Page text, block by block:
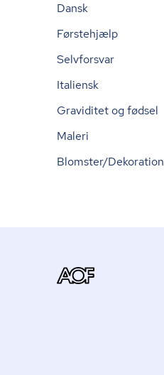
Dansk
Førstehjælp
Selvforsvar
Italiensk
Graviditet og fødsel
Maleri
Blomster/Dekoration